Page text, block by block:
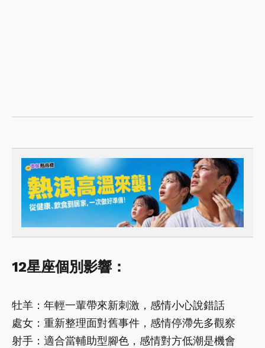
12星座個別影響：
牡羊：年輕一輩帶來新刺激，感情小心說錯話
處女：重新整理面對舊事件，感情停滯先多觀察
射手：適合當輔助型腳色，感情對方低潮是機會